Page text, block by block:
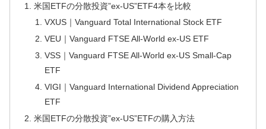
米国ETFの分散投資”ex-US”ETF4本を比較
VXUS｜Vanguard Total International Stock ETF
VEU｜Vanguard FTSE All-World ex-US ETF
VSS｜Vanguard FTSE All-World ex-US Small-Cap
ETF
VIGI｜Vanguard International Dividend Appreciation
ETF
米国ETFの分散投資”ex-US”ETFの購入方法